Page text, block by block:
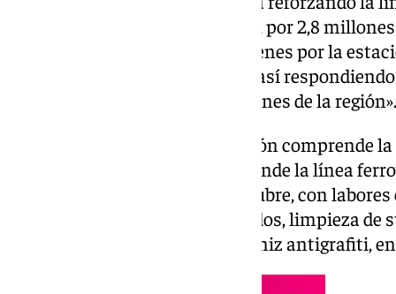
Málaga-Fuengirola al contratar, por 2,8
túnel que canaliza el paso de trenes por la
capital. El objetivo es que «siga así
de las líneas con más circulaciones de la región».
Según han detallado, la actuación comprende
de la plataforma en la que se tiende la línea
kilómetros) y de la losa que la cubre, con
consolidación de juntas y sellados, limpieza de
aislamiento y aplicación de barniz antigrafiti,